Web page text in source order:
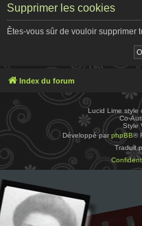
Supprimer les cookies
Êtes-vous sûr de vouloir supprimer
Index du forum
Lucid Lime style
Co-
Style
Développé par phpBB®
Traduit